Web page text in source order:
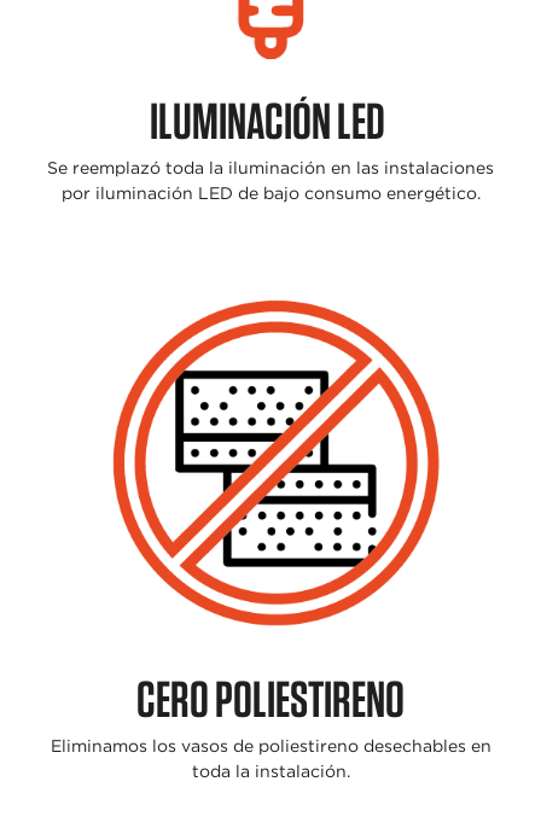
ILUMINACIÓN LED
Se reemplazó toda la iluminación en las instalaciones
por iluminación LED de bajo consumo energético.
CERO POLIESTIRENO
Eliminamos los vasos de poliestireno desechables en
toda la instalación.